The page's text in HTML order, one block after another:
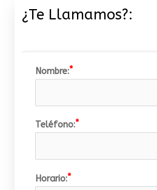
¿Te Llamamos?:
Nombre:
Teléfono:
Horario: